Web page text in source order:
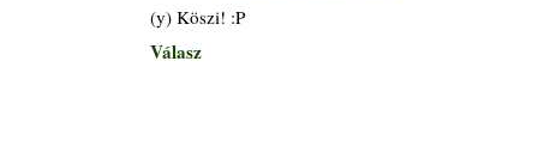
(y) Köszi! :P
Válasz